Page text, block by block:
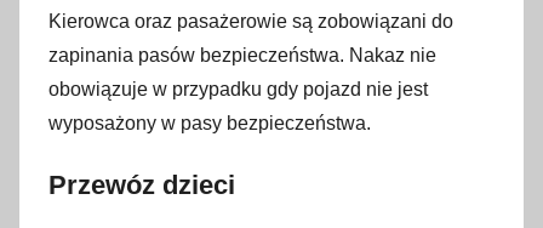
Kierowca oraz pasażerowie są zobowiązani do
zapinania pasów bezpieczeństwa. Nakaz nie
obowiązuje w przypadku gdy pojazd nie jest
wyposażony w pasy bezpieczeństwa.
Przewóz dzieci